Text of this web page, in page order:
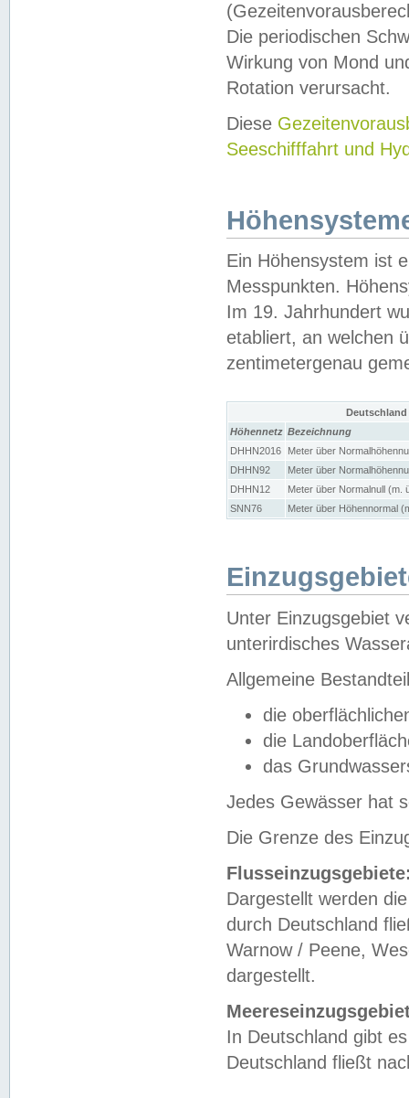
Die periodischen
Wirkung von Mond
Rotation verursacht.
Diese
Seeschifffahrt und
Ein Höhensystem ist
Messpunkten.
Im 19. Jahrhundert
etabliert, an welchen
zentimetergenau
Höhennetz Bezeichnung
DHHN2016
Meter über
DHHN92
Meter über
DHHN12
Meter über Normalnull (m.
SNN76
Meter über Höhennormal
Unter Einzugsgebiet
unterirdisches
Allgemeine
die
die
das
Jedes Gewässer hat
Die Grenze des
Dargestellt werden
durch Deutschland
Warnow / Peene,
dargestellt.
In Deutschland gibt
Deutschland fließt